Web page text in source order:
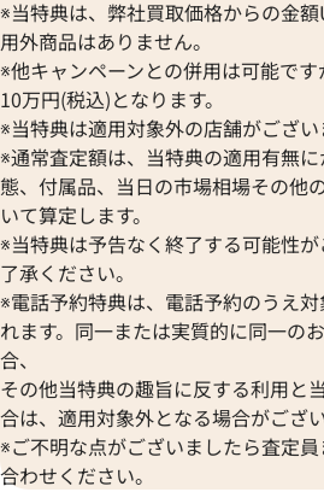
ロイヤルオーク オフショア
格
27日時点の参考買取価格で
クロ
参
ORIS
オリス
Audemars Piguet
オーデマ ピゲ
Vacheron Constantin
ヴァシュロン・コンスタンタン
Van Cleef & Arpels
ヴァンクリーフ＆アーペル
Versace
ヴェルサーチ
Wempe
センチュリー
ZENITH
ゼニス
BULOVA
ブローバ
Bell & Ross
ベル＆ロス
BAUME＆MERCIER
ボーム＆メルシエ
BALL Watch
ボール ウォッチ
※当特典は、弊社買取価格からの金
用外商品はありません。
※他キャンペーンとの併用は可能で
10万円(税込)となります。
※当特典は適用対象外の店舗がござい
※通常査定額は、当特典の適用有無
態、付属品、当日の市場相場その他
いて算定します。
※当特典は予告なく終了する可能性
了承ください。
※電話予約特典は、電話予約のうえ
れます。同一または実質的に同一の
合、
その他当特典の趣旨に反する利用と
合は、適用対象外となる場合がござい
※ご不明な点がございましたら査定
合わせください。